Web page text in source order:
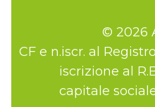
© 2026
CF e n.iscr. al
iscrizione al
capitale